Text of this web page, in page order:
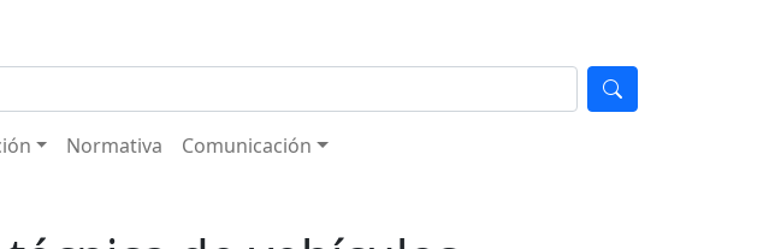
Normativa Comunicación